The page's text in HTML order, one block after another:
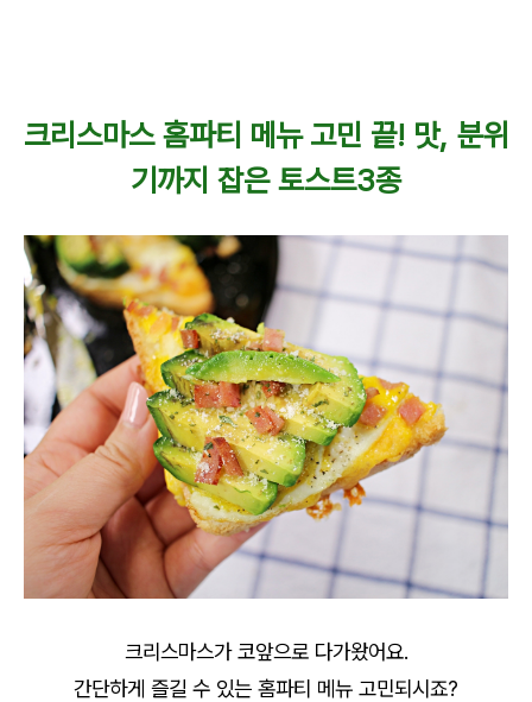
크리스마스 홈파티 메뉴 고민 끝! 맛, 분위
기까지 잡은 토스트3종
크리스마스가 코앞으로 다가왔어요.
간단하게 즐길 수 있는 홈파티 메뉴 고민되시죠?